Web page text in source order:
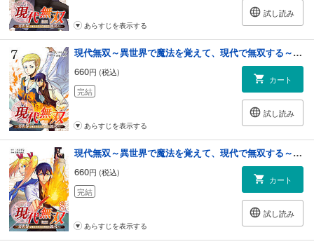
試し読み
あらすじを表示する
現代無双～異世界で魔法を覚えて、現代で無双する～（合本版） 7巻
660円 (税込)
完結
カート
試し読み
あらすじを表示する
現代無双～異世界で魔法を覚えて、現代で無双する～（合本版） 8巻
660円 (税込)
完結
カート
試し読み
あらすじを表示する